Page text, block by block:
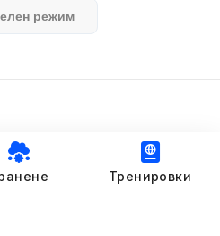
режим
App | 2025Тренировки